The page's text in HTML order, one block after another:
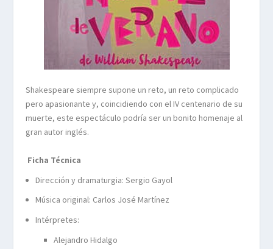
Shakespeare siempre supone un reto, un reto complicado
pero apasionante y, coincidiendo con el IV centenario de su
muerte, este espectáculo podría ser un bonito homenaje al
gran autor inglés.
Ficha Técnica
Dirección y dramaturgia: Sergio Gayol
Música original: Carlos José Martínez
Intérpretes:
Alejandro Hidalgo